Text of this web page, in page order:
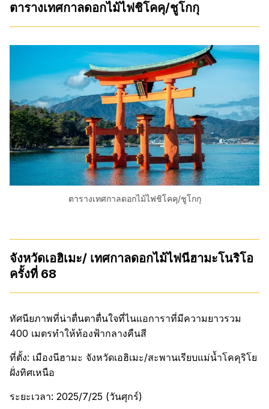
ตารางเทศกาลดอกไม้ไฟชิโคคุ/ชูโกกุ
ตารางเทศกาลดอกไม้ไฟชิโคคุ/ชูโกกุ
จังหวัดเอฮิเมะ/ เทศกาลดอกไม้ไฟนีฮามะโนริโอ
ครั้งที่ 68
ทัศนียภาพที่น่าตื่นตาตื่นใจที่ไนแอการาที่มีความยาวรวม
400 เมตรทำให้ท้องฟ้ากลางคืนสี
ที่ตั้ง: เมืองนีฮามะ จังหวัดเอฮิเมะ/สะพานเรียบแม่น้ำโคคุริโย
ฝั่งทิศเหนือ
ระยะเวลา: 2025/7/25 (วันศุกร์)